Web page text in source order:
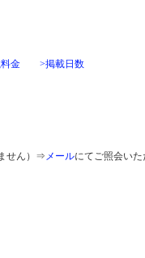
金 >掲載日数
せん）⇒ メールにてご照会いた